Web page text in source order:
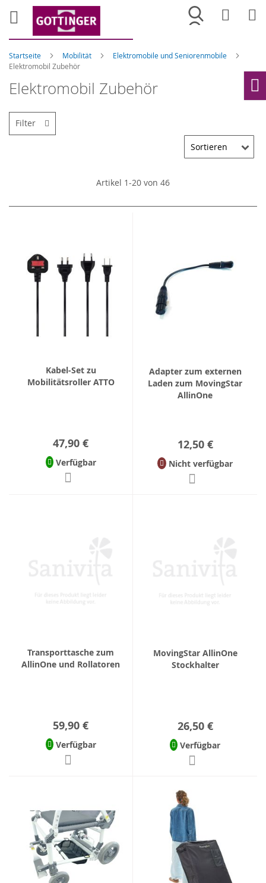
Merkliste
Startseite Mobilität
Elektromobile und Seniorenmobile
Elektromobil Zubehör
Elektromobil Zubehör
Artikel 1-20 von 46
Kabel-Set zu
Mobilitätsroller ATTO
47,90 €
Verfügbar
Adapter zum externen
Laden zum MovingStar
AllinOne
12,50 €
Nicht verfügbar
Transporttasche zum
AllinOne und Rollatoren
59,90 €
Verfügbar
MovingStar AllinOne
Stockhalter
26,50 €
Verfügbar
Filter